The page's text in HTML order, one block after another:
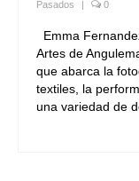
Pasados
| 0
Emma
Artes de
que abarca la
textiles, la
una variedad de